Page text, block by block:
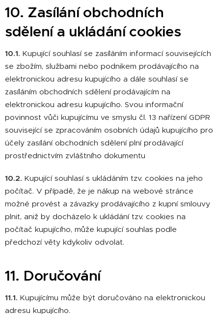
10. Zasílání obchodních
sdělení a ukládání cookies
10.1. Kupující souhlasí se zasíláním informací souvisejících
se zbožím, službami nebo podnikem prodávajícího na
elektronickou adresu kupujícího a dále souhlasí se
zasíláním obchodních sdělení prodávajícím na
elektronickou adresu kupujícího. Svou informační
povinnost vůči kupujícímu ve smyslu čl. 13 nařízení GDPR
související se zpracováním osobních údajů kupujícího pro
účely zasílání obchodních sdělení plní prodávající
prostřednictvím zvláštního dokumentu
10.2. Kupující souhlasí s ukládáním tzv. cookies na jeho
počítač. V případě, že je nákup na webové stránce
možné provést a závazky prodávajícího z kupní smlouvy
plnit, aniž by docházelo k ukládání tzv. cookies na
počítač kupujícího, může kupující souhlas podle
předchozí věty kdykoliv odvolat.
11. Doručování
11.1. Kupujícímu může být doručováno na elektronickou
adresu kupujícího.